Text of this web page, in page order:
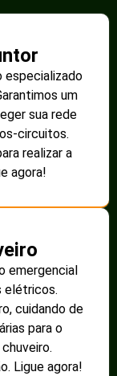
especializado
um
sua rede
circuitos.
realizar a
agora!
emergencial
elétricos.
cuidando de
para o
Ligue agora!